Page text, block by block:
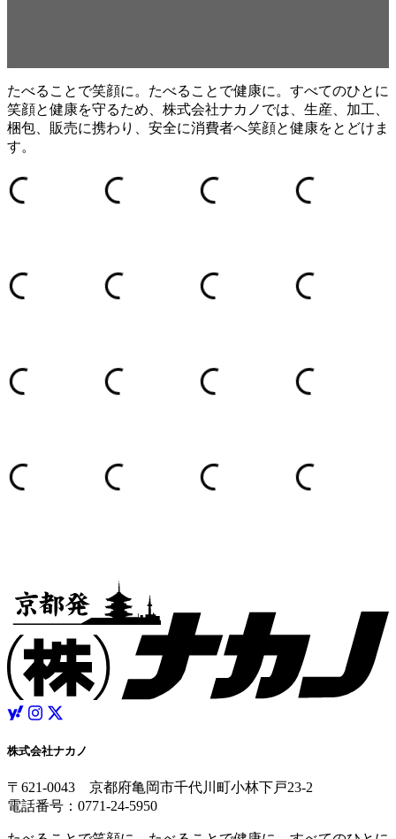
たべることで笑顔に。たべることで健康に。すべてのひとに
笑顔と健康を守るため、株式会社ナカノでは、生産、加工、
梱包、販売に携わり、安全に消費者へ笑顔と健康をとどけま
す。
株式会社ナカノ
〒621-0043 京都府亀岡市千代川町小林下戸23-2
電話番号：0771-24-5950